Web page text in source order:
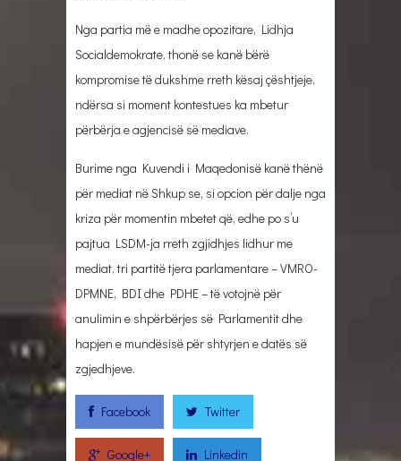
Nga partia më e madhe opozitare, Lidhja
Socialdemokrate, thonë se kanë bërë
kompromise të dukshme rreth kësaj çështjeje,
ndërsa si moment kontestues ka mbetur
përbërja e agjencisë së mediave.
Burime nga Kuvendi i Maqedonisë kanë thënë
për mediat në Shkup se, si opcion për dalje nga
kriza për momentin mbetet që, edhe po s’u
pajtua LSDM-ja rreth zgjidhjes lidhur me
mediat, tri partitë tjera parlamentare – VMRO-
DPMNE, BDI dhe PDHE – të votojnë për
anulimin e shpërbërjes së Parlamentit dhe
hapjen e mundësisë për shtyrjen e datës së
zgjedhjeve.
Facebook Twitter
Google+ Linkedin